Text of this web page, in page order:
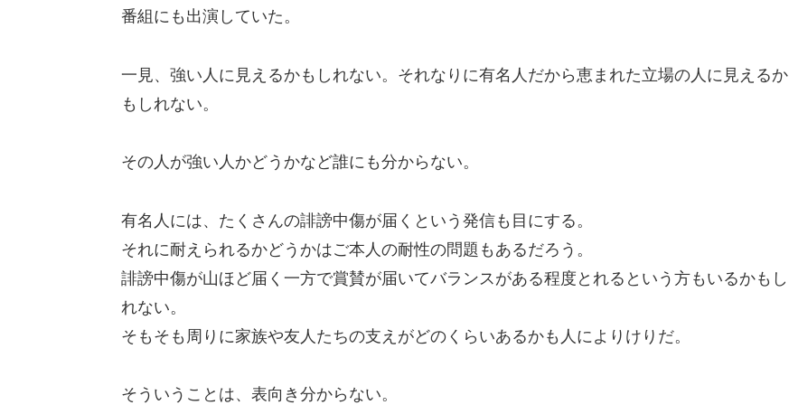
番組にも出演していた。
一見、強い人に見えるかもしれない。それなりに有名人だから恵まれた立場の人に見えるか
もしれない。
その人が強い人かどうかなど誰にも分からない。
有名人には、たくさんの誹謗中傷が届くという発信も目にする。
それに耐えられるかどうかはご本人の耐性の問題もあるだろう。
誹謗中傷が山ほど届く一方で賞賛が届いてバランスがある程度とれるという方もいるかもし
れない。
そもそも周りに家族や友人たちの支えがどのくらいあるかも人によりけりだ。
そういうことは、表向き分からない。